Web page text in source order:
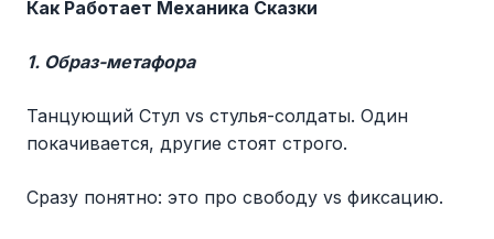
Как Работает Механика Сказки
1. Образ-метафора
Танцующий Стул vs стулья-солдаты. Один
покачивается, другие стоят строго.
Сразу понятно: это про свободу vs фиксацию.